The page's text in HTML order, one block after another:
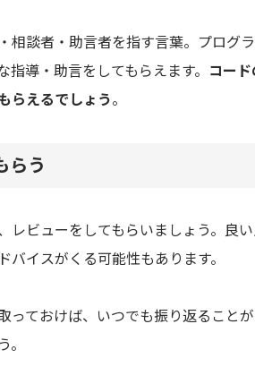
相談者・助言者を指す言葉。プログ
指導・助言をしてもらえます。
コー
らえるでしょう 。
らう
レビューをしてもらいましょう。良
バイスがくる可能性もあります。
っておけば、いつでも振り返ること
。